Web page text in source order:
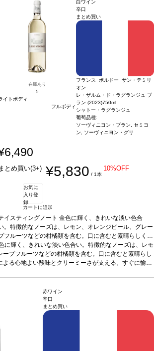
在庫あり
5
イトボディ
フルボディ
白ワイン
辛口
まとめ買い
フランス ボルドー サン・テミリ
オン
レ・ザルム・ド・ラグランジュ ブ
ラン (2023)750ml
シャトー・ラグランジュ
葡萄品種:
ソーヴィニヨン・ブラン, セミヨ
ン, ソーヴィニヨン・グリ
まとめ買い(3+) ¥5,830 / 1本
10%OFF
お気に
入り登
録
カートに追加
イスティングノート金色に輝く、きれいな淡い色合
。特徴的なノーズは、レモン、オレンジピール、グレー
フルーツなどの柑橘類を含む。口に含むと素晴らしくフ
ッシュで、樽熟成による心地よい酸味とクリーミーさが
える。すぐに愉しめる、美味しい一本。合う料理ホタ
のバター焼きなどと好相性葡萄品種ソーヴィニヨン・
に輝く、きれいな淡い色合い。特徴的なノーズは、レモ
ープフルーツなどの柑橘類を含む。口に含むと素晴らし
よる心地よい酸味とクリーミーさが支える。すぐに愉し
赤ワイン
辛口
まとめ買い